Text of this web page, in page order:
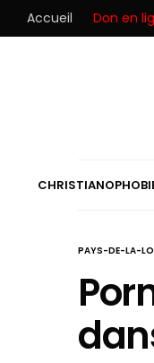
Accueil Don en
PAYS-DE-LA-